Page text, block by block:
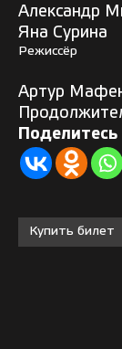
Александр
Яна Сурина
Режиссёр
Артур
Купить билет